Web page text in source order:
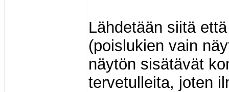
Lähdetään siitä
(poislukien vain
näytön sisätävät
tervetulleita, joten